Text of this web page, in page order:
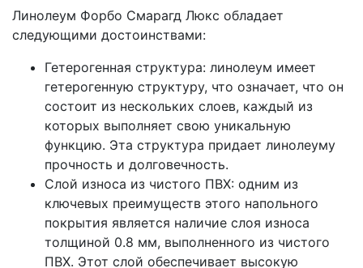
Линолеум Форбо Смарагд Люкс обладает
следующими достоинствами:
Гетерогенная структура: линолеум имеет
гетерогенную структуру, что означает, что он
состоит из нескольких слоев, каждый из
которых выполняет свою уникальную
функцию. Эта структура придает линолеуму
прочность и долговечность.
Слой износа из чистого ПВХ: одним из
ключевых преимуществ этого напольного
покрытия является наличие слоя износа
толщиной 0.8 мм, выполненного из чистого
ПВХ. Этот слой обеспечивает высокую